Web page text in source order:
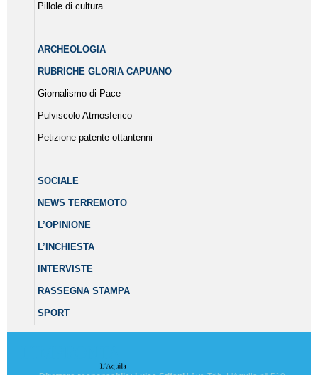
Pillole di cultura
ARCHEOLOGIA
RUBRICHE GLORIA CAPUANO
Giornalismo di Pace
Pulviscolo Atmosferico
Petizione patente ottantenni
SOCIALE
NEWS TERREMOTO
L’OPINIONE
L’INCHIESTA
INTERVISTE
RASSEGNA STAMPA
SPORT